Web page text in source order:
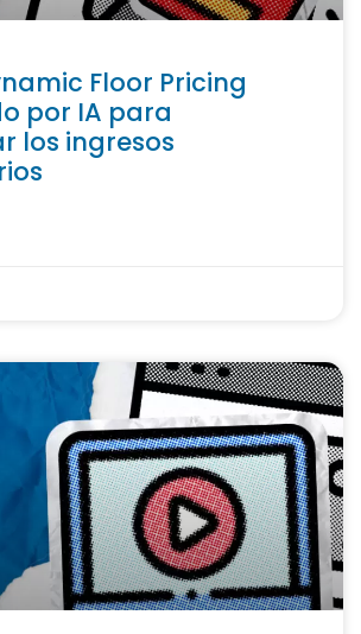
Floor Pricing
por IA para
los ingresos